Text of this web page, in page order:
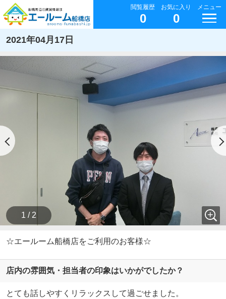
閲覧履歴
0
お気に入り
0
メニュー
2021年04月17日
1 / 2
☆エールーム船橋店をご利用のお客様☆
店内の雰囲気・担当者の印象はいかがでしたか？
とても話しやすくリラックスして過ごせました。